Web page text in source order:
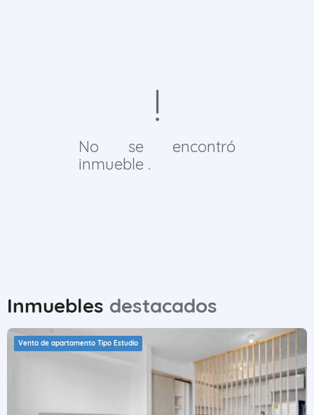
No se encontró
inmueble .
Inmuebles destacados
Venta de apartamento Tipo Estudio